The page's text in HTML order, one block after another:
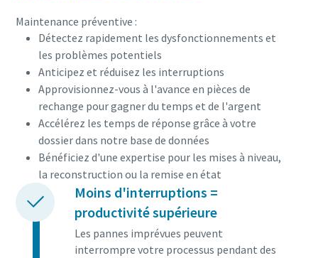
Maintenance préventive :
Détectez rapidement les dysfonctionnements et
les problèmes potentiels
Anticipez et réduisez les interruptions
Approvisionnez-vous à l'avance en pièces de
rechange pour gagner du temps et de l'argent
Accélérez les temps de réponse grâce à votre
dossier dans notre base de données
Bénéficiez d'une expertise pour les mises à niveau,
la reconstruction ou la remise en état
Moins d'interruptions =
productivité supérieure
Les pannes imprévues peuvent
interrompre votre processus pendant des